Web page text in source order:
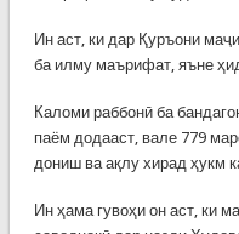
Ин аст, ки дар Қуръони
ба илму маърифат, яъне
Каломи раббонӣ ба
паём додааст, вале 779
дониш ва ақлу хирад ҳукм
Ин ҳама гувоҳи он аст, ки